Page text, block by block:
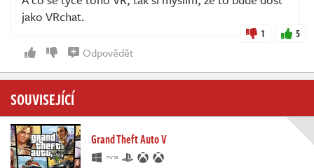
jako VRchat.
1 5
Odpovědět
SOUVISEJÍCÍ
Grand Theft Auto V